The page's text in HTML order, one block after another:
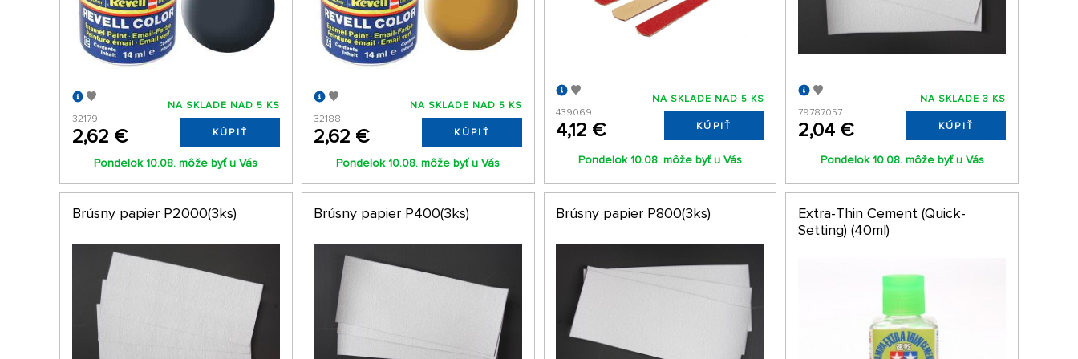
32179
2,62 €
NA SKLADE NAD 5 KS
KÚPIŤ
Pondelok 10.08. môže byť u Vás
32188
2,62 €
NA SKLADE NAD 5 KS
KÚPIŤ
Pondelok 10.08. môže byť u Vás
439069
4,12 €
NA SKLADE NAD 5 KS
KÚPIŤ
Pondelok 10.08. môže byť u Vás
79787057
2,04 €
NA SKLADE 3 KS
KÚPIŤ
Pondelok 10.08. môže byť u Vás
Brúsny papier P2000(3ks) Brúsny papier P400(3ks) Brúsny papier P800(3ks)
Extra-Thin Cement (Quick-
Setting) (40ml)